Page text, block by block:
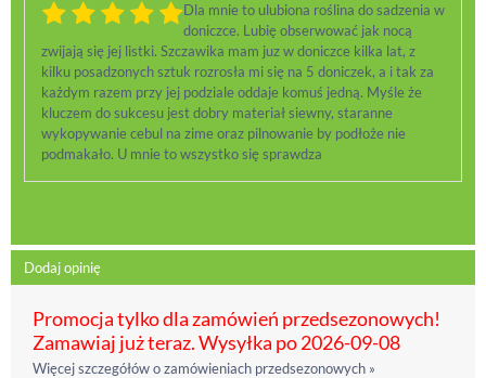
Dla mnie to ulubiona roślina do sadzenia w
doniczce. Lubię obserwować jak nocą
zwijają się jej listki. Szczawika mam juz w doniczce kilka lat, z
kilku posadzonych sztuk rozrosła mi się na 5 doniczek, a i tak za
każdym razem przy jej podziale oddaje komuś jedną. Myśle że
kluczem do sukcesu jest dobry materiał siewny, staranne
wykopywanie cebul na zime oraz pilnowanie by podłoże nie
podmakało. U mnie to wszystko się sprawdza
Dodaj opinię
Promocja tylko dla zamówień przedsezonowych!
Zamawiaj już teraz. Wysyłka po 2026-09-08
Więcej szczegółów o zamówieniach przedsezonowych »